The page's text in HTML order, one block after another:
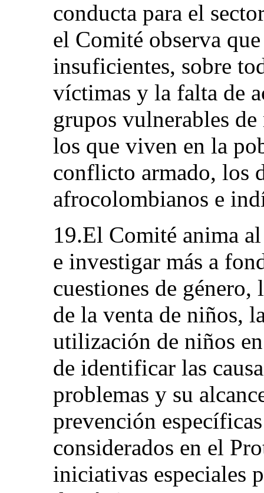
conducta para el
el Comité observa
insuficientes, sobre
víctimas y la falta de
grupos vulnerables
los que viven en la
conflicto armado, los
afrocolombianos e
19.El Comité anima
e investigar más a
cuestiones de género,
de la venta de niños,
utilización de niños
de identificar las
problemas y su
prevención
considerados en el
iniciativas especiales